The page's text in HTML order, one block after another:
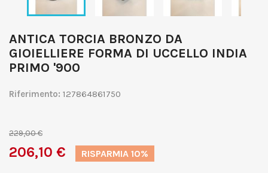
ANTICA TORCIA BRONZO DA
GIOIELLIERE FORMA DI UCCELLO INDIA
PRIMO '900
Riferimento: 127864861750
229,00 €
206,10 € RISPARMIA 10%